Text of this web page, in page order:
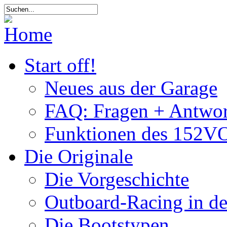
Start off!
Neues aus der Garage
FAQ: Fragen +
Funktionen des
Die Originale
Die Vorgeschichte
Outboard-Racing in